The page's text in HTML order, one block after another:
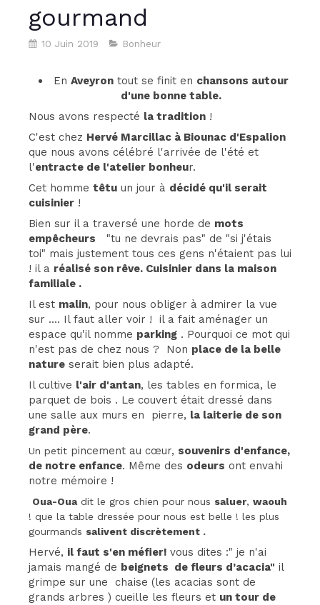
gourmand
10 Juin 2019 Bonheur
En Aveyrontout se finit en chansons autour
d'une bonne table.
Nous avons respecté la tradition !
C'est chez Hervé Marcillac à Biounac d'Espalion
que nous avons célébré l'arrivée de l'été et
l'entracte de l'atelier bonheur.
Cet homme têtu un jour à décidé qu'il serait
cuisinier !
Bien sur il a traversé une horde de mots
empêcheurs "tu ne devrais pas" de "si j'étais
toi" mais justement tous ces gens n'étaient pas lui
! il a réalisé son rêve. Cuisinier dans la maison
familiale .
Il est malin, pour nous obliger à admirer la vue
sur .... Il faut aller voir ! il a fait aménager un
espace qu'il nomme parking . Pourquoi ce mot qui
n'est pas de chez nous ? Non place de la belle
nature serait bien plus adapté.
Il cultive l'air d'antan, les tables en formica, le
parquet de bois . Le couvert était dressé dans
une salle aux murs en pierre, la laiterie de son
grand père.
Un petit pincement au cœur, souvenirs d'enfance,
de notre enfance. Même des odeurs ont envahi
notre mémoire !
Oua-Ouadit le gros chien pour nous saluer, waouh
! que la table dressée pour nous est belle ! les plus
gourmands salivent discrètement .
Hervé, il faut s'en méfier! vous dites :" je n'ai
jamais mangé de beignets de fleurs d’acacia" il
grimpe sur une chaise (les acacias sont de
grands arbres ) cueille les fleurs et un tour de